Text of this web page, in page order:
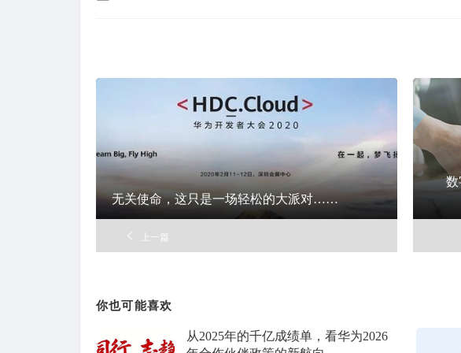
无关使命，这只是一场轻松的大派对……
上一篇
数
你也可能喜欢
从2025年的千亿成绩单，看华为2026